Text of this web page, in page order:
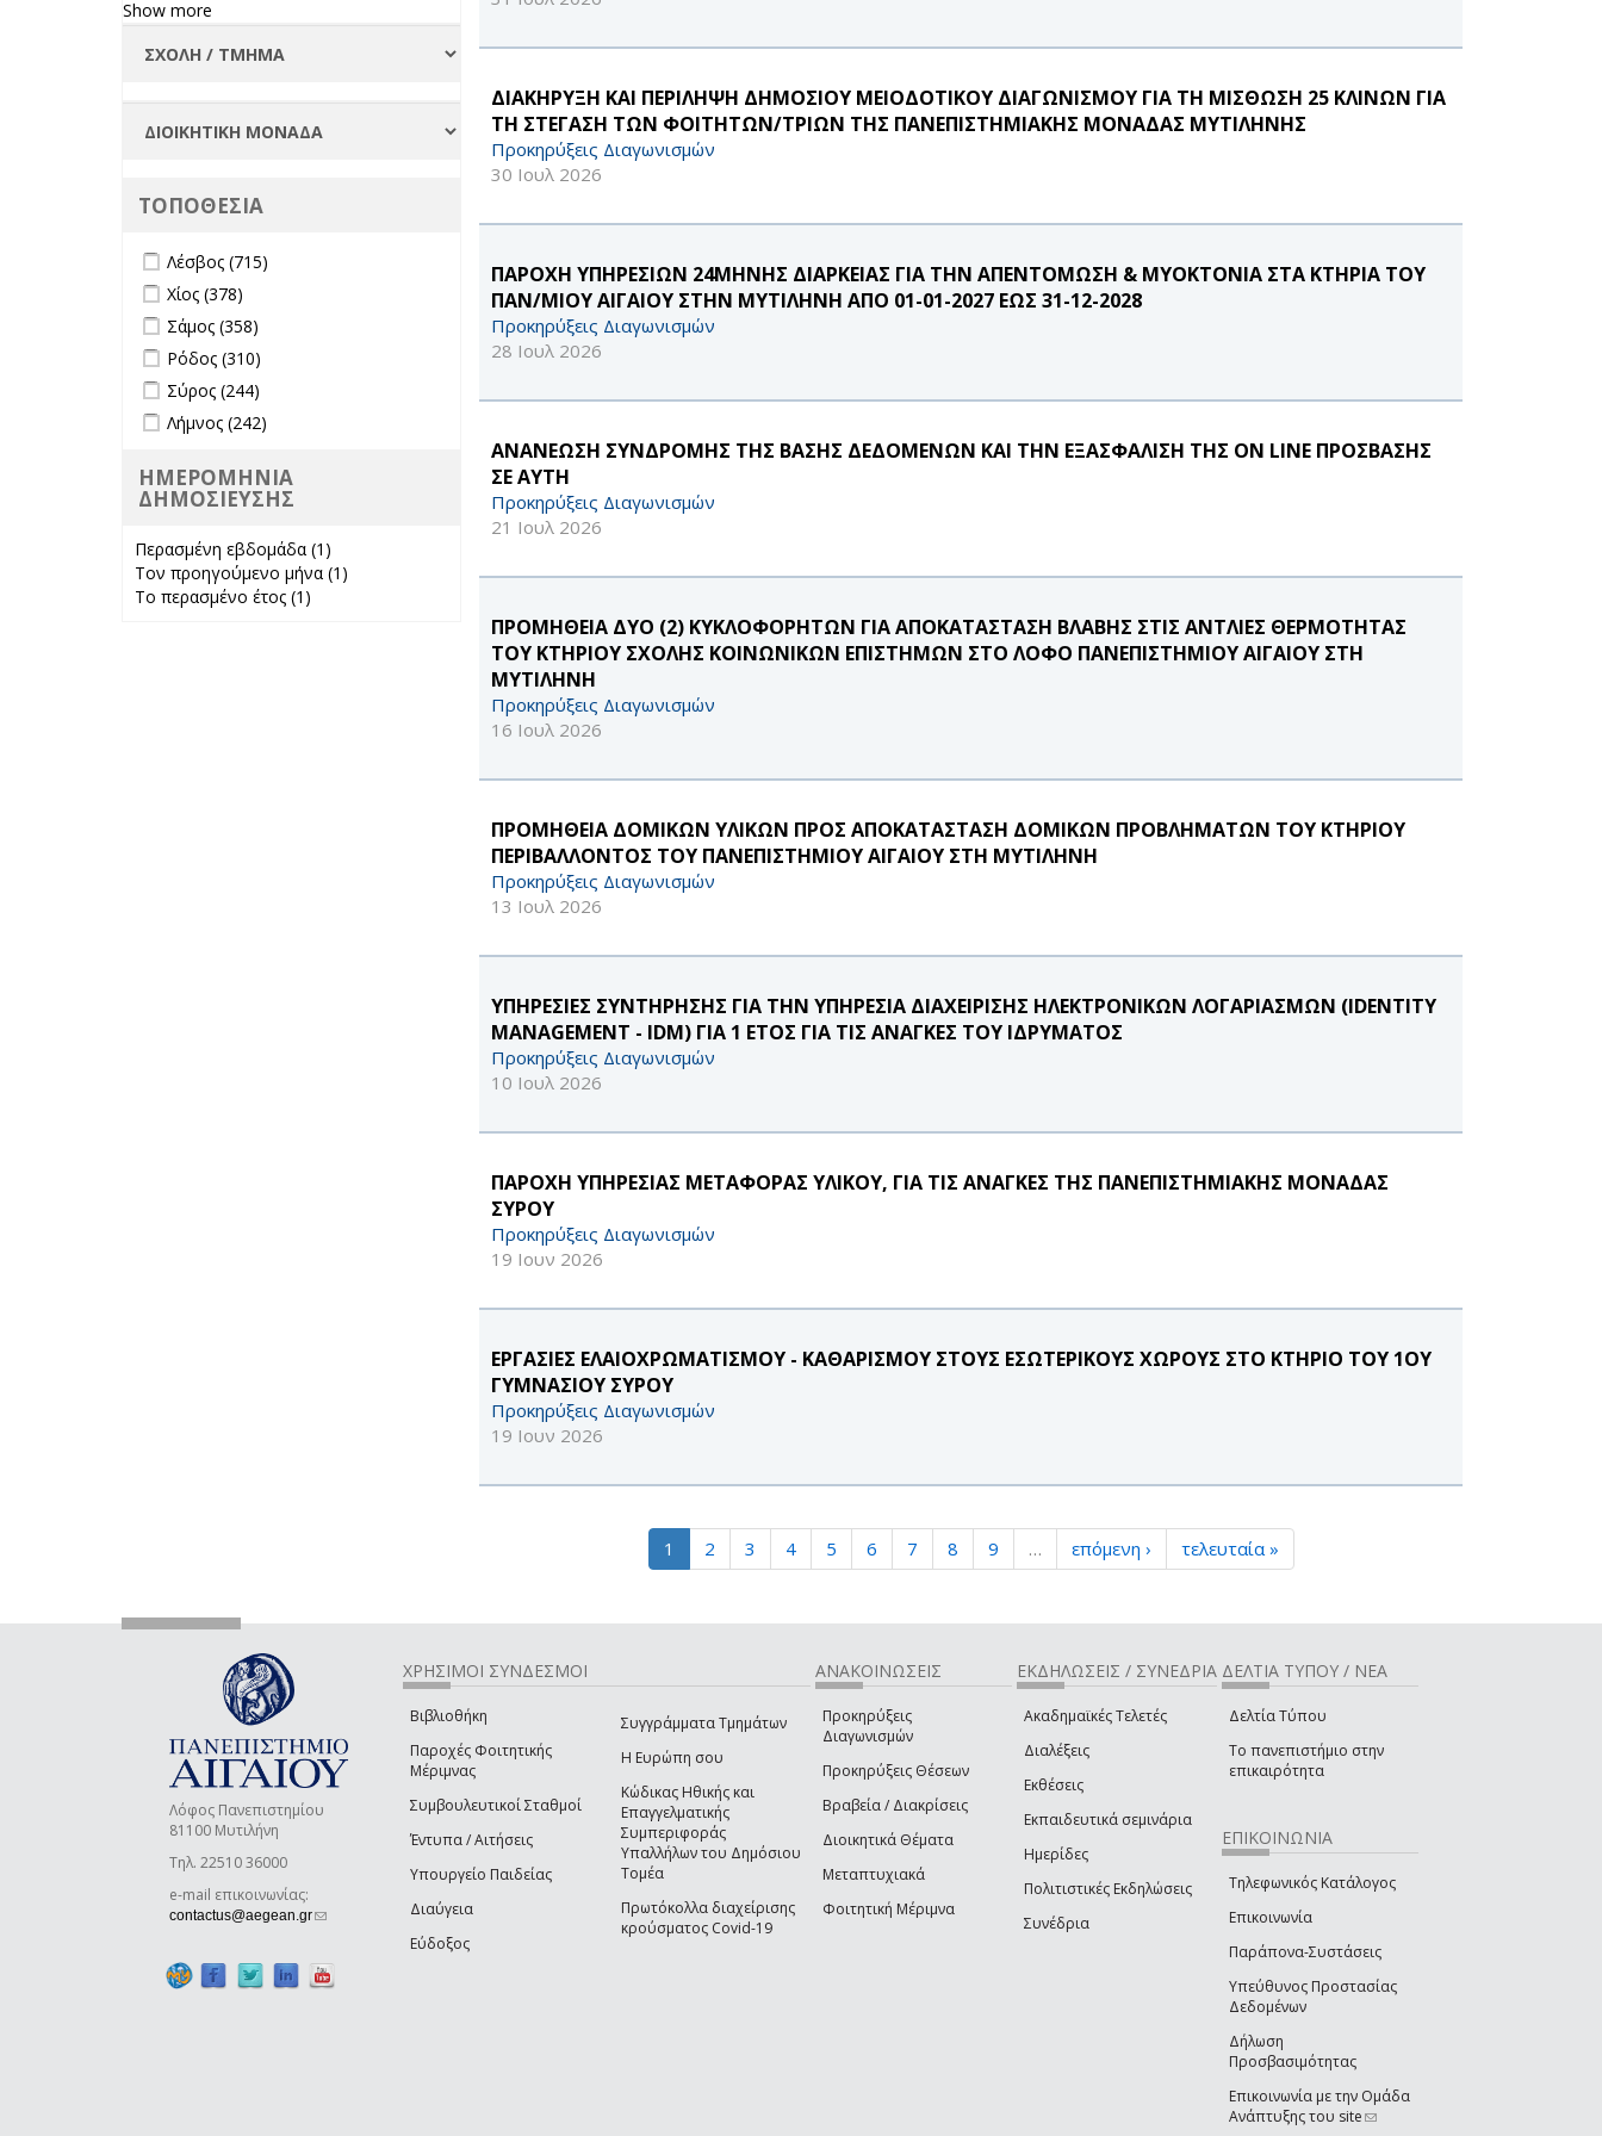
ΔΙΑΚΗΡΥΞΗ ΚΑΙ ΠΕΡΙΛΗΨΗ ΔΗΜΟΣΙΟΥ ΜΕΙΟΔΟΤΙΚΟΥ ΔΙΑΓΩΝΙΣΜΟΥ ΓΙΑ ΤΗ ΜΙΣΘΩΣΗ 25 ΚΛΙΝΩΝ ΓΙΑ
ΤΗ ΣΤΕΓΑΣΗ ΤΩΝ ΦΟΙΤΗΤΩΝ/ΤΡΙΩΝ ΤΗΣ ΠΑΝΕΠΙΣΤΗΜΙΑΚΗΣ ΜΟΝΑΔΑΣ ΜΥΤΙΛΗΝΗΣ
Προκηρύξεις Διαγωνισμών
30 Ιουλ 2026
ΠΑΡΟΧΗ ΥΠΗΡΕΣΙΩΝ 24ΜΗΝΗΣ ΔΙΑΡΚΕΙΑΣ ΓΙΑ ΤΗΝ ΑΠΕΝΤΟΜΩΣΗ & ΜΥΟΚΤΟΝΙΑ ΣΤΑ ΚΤΗΡΙΑ ΤΟΥ
ΠΑΝ/ΜΙΟΥ ΑΙΓΑΙΟΥ ΣΤΗΝ ΜΥΤΙΛΗΝΗ ΑΠΟ 01-01-2027 ΕΩΣ 31-12-2028
Προκηρύξεις Διαγωνισμών
28 Ιουλ 2026
ΑΝΑΝΕΩΣΗ ΣΥΝΔΡΟΜΗΣ ΤΗΣ ΒΑΣΗΣ ΔΕΔΟΜΕΝΩΝ ΚΑΙ ΤΗΝ ΕΞΑΣΦΑΛΙΣΗ ΤΗΣ ON LINE ΠΡΟΣΒΑΣΗΣ
ΣΕ ΑΥΤΗ
Προκηρύξεις Διαγωνισμών
21 Ιουλ 2026
ΠΡΟΜΗΘΕΙΑ ΔΥΟ (2) ΚΥΚΛΟΦΟΡΗΤΩΝ ΓΙΑ ΑΠΟΚΑΤΑΣΤΑΣΗ ΒΛΑΒΗΣ ΣΤΙΣ ΑΝΤΛΙΕΣ ΘΕΡΜΟΤΗΤΑΣ
ΤΟΥ ΚΤΗΡΙΟΥ ΣΧΟΛΗΣ ΚΟΙΝΩΝΙΚΩΝ ΕΠΙΣΤΗΜΩΝ ΣΤΟ ΛΟΦΟ ΠΑΝΕΠΙΣΤΗΜΙΟΥ ΑΙΓΑΙΟΥ ΣΤΗ
ΜΥΤΙΛΗΝΗ
Προκηρύξεις Διαγωνισμών
16 Ιουλ 2026
ΠΡΟΜΗΘΕΙΑ ΔΟΜΙΚΩΝ ΥΛΙΚΩΝ ΠΡΟΣ ΑΠΟΚΑΤΑΣΤΑΣΗ ΔΟΜΙΚΩΝ ΠΡΟΒΛΗΜΑΤΩΝ ΤΟΥ ΚΤΗΡΙΟΥ
ΠΕΡΙΒΑΛΛΟΝΤΟΣ ΤΟΥ ΠΑΝΕΠΙΣΤΗΜΙΟΥ ΑΙΓΑΙΟΥ ΣΤΗ ΜΥΤΙΛΗΝΗ
Προκηρύξεις Διαγωνισμών
13 Ιουλ 2026
ΥΠΗΡΕΣΙΕΣ ΣΥΝΤΗΡΗΣΗΣ ΓΙΑ ΤΗΝ ΥΠΗΡΕΣΙΑ ΔΙΑΧΕΙΡΙΣΗΣ ΗΛΕΚΤΡΟΝΙΚΩΝ ΛΟΓΑΡΙΑΣΜΩΝ (IDENTITY
MANAGEMENT - IDM) ΓΙΑ 1 ΕΤΟΣ ΓΙΑ ΤΙΣ ΑΝΑΓΚΕΣ ΤΟΥ ΙΔΡΥΜΑΤΟΣ
Προκηρύξεις Διαγωνισμών
10 Ιουλ 2026
ΠΑΡΟΧΗ ΥΠΗΡΕΣΙΑΣ ΜΕΤΑΦΟΡΑΣ ΥΛΙΚΟΥ, ΓΙΑ ΤΙΣ ΑΝΑΓΚΕΣ ΤΗΣ ΠΑΝΕΠΙΣΤΗΜΙΑΚΗΣ ΜΟΝΑΔΑΣ
ΣΥΡΟΥ
Προκηρύξεις Διαγωνισμών
19 Ιουν 2026
ΕΡΓΑΣΙΕΣ ΕΛΑΙΟΧΡΩΜΑΤΙΣΜΟΥ - ΚΑΘΑΡΙΣΜΟΥ ΣΤΟΥΣ ΕΣΩΤΕΡΙΚΟΥΣ ΧΩΡΟΥΣ ΣΤΟ ΚΤΗΡΙΟ ΤΟΥ 1ΟΥ
ΓΥΜΝΑΣΙΟΥ ΣΥΡΟΥ
Προκηρύξεις Διαγωνισμών
19 Ιουν 2026
1 2 3 4 5 6 7 8 9 … επόμενη › τελευταία »
Φοιτήτριες
filter
Show more
ΤΟΠΟΘΕΣΙΑ
Apply Λέσβος filter
Λέσβος (715)
Apply Χίος filter
Χίος (378)
Apply Σάμος filter
Σάμος (358)
Apply Ρόδος filter
Ρόδος (310)
Apply Σύρος filter
Σύρος (244)
Apply Λήμνος filter
Λήμνος (242)
ΗΜΕΡΟΜΗΝΙΑ
ΔΗΜΟΣΙΕΥΣΗΣ
Περασμένη εβδομάδα (1)
Περασμένη
Τον προηγούμενο μήνα (1)
Το περασμένο έτος (1)
Λόφος Πανεπιστημίου
81100 Μυτιλήνη
Τηλ. 22510 36000
e-mail επικοινωνίας:
contactus@aegean.gr(link sends e-mail)
ΧΡΗΣΙΜΟΙ ΣΥΝΔΕΣΜΟΙ
Βιβλιοθήκη
Παροχές Φοιτητικής
Μέριμνας
Συμβουλευτικοί Σταθμοί
Έντυπα / Αιτήσεις
Υπουργείο Παιδείας
Διαύγεια
Εύδοξος
Συγγράμματα Τμημάτων
Η Ευρώπη σου
Κώδικας Ηθικής και
Επαγγελματικής
Συμπεριφοράς
Υπαλλήλων του Δημόσιου
Τομέα
Πρωτόκολλα διαχείρισης
κρούσματος Covid-19
ΑΝΑΚΟΙΝΩΣΕΙΣ
Προκηρύξεις
Διαγωνισμών
Προκηρύξεις Θέσεων
Βραβεία / Διακρίσεις
Διοικητικά Θέματα
Μεταπτυχιακά
Φοιτητική Μέριμνα
ΕΚΔΗΛΩΣΕΙΣ / ΣΥΝΕΔΡΙΑ
Ακαδημαϊκές Τελετές
Διαλέξεις
Εκθέσεις
Εκπαιδευτικά σεμινάρια
Ημερίδες
Πολιτιστικές Εκδηλώσεις
Συνέδρια
ΔΕΛΤΙΑ ΤΥΠΟΥ / ΝΕΑ
Δελτία Τύπου
Το πανεπιστήμιο στην
επικαιρότητα
ΕΠΙΚΟΙΝΩΝΙΑ
Τηλεφωνικός Κατάλογος
Επικοινωνία
Παράπονα-Συστάσεις
Υπεύθυνος Προστασίας
Δεδομένων
Δήλωση
Προσβασιμότητας
Επικοινωνία με την Ομάδα
Ανάπτυξης του site(link sends e-mail)